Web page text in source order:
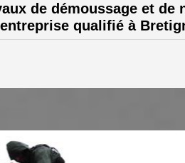
de démoussage et de
qualifié à